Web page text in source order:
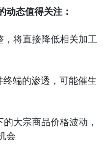
动态值得关注：
将直接降低相关加工
端的渗透，可能催生
大宗商品价格波动，
会